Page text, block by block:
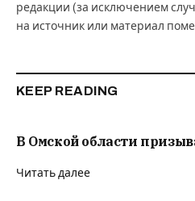
редакции (за исключением
на источник или материал
KEEP READING
В Омской области
Читать далее